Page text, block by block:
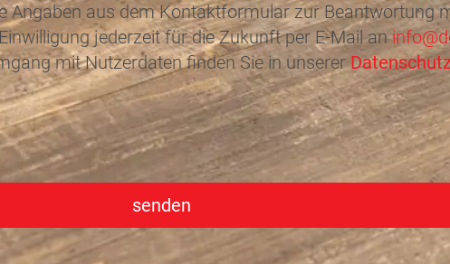
Angaben aus dem Kontaktformular zur Beantwortung
jederzeit für die Zukunft per E-Mail an
mit Nutzerdaten finden Sie in unserer
senden